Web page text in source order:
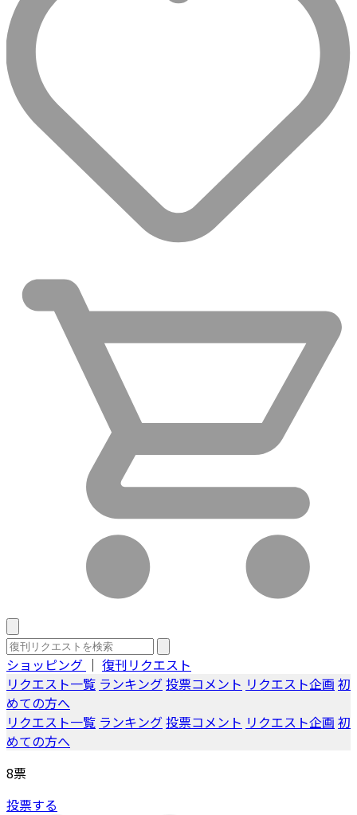
ショッピング ｜ 復刊リクエスト
リクエスト一覧 ランキング投票コメント リクエスト企画 初
めての方へ
リクエスト一覧 ランキング投票コメント リクエスト企画 初
めての方へ
8票
投票する